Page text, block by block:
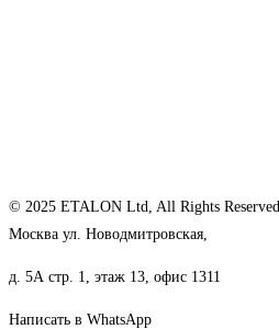
© 2025 ETALON Ltd, All Rights Reserved
Москва ул. Новодмитровская,
д. 5А стр. 1, этаж 13, офис 1311
Написать в WhatsApp